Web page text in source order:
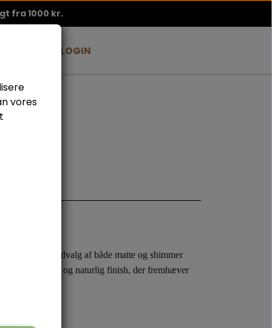
fra 1000 kr.
B2B LOGIN
i et stort udvalg af både matte og shimmer
at opnå en frisk og naturlig finish, der fremhæver
vores